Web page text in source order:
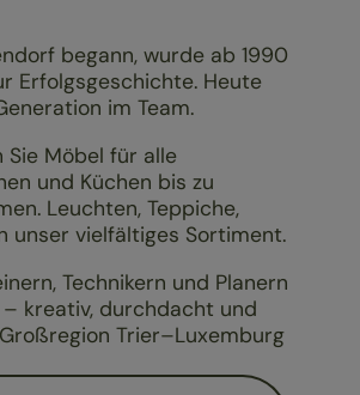
begann, wurde ab 1990
Erfolgsgeschichte. Heute
im Team.
Möbel für alle
und Küchen bis zu
Leuchten, Teppiche,
unser vielfältiges Sortiment.
Technikern und Planern
kreativ, durchdacht und
Trier–Luxemburg